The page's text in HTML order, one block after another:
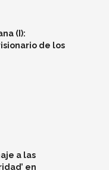
(I):
de los
a las
en